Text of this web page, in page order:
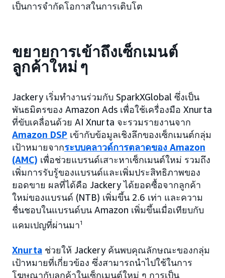
เป็นการจำกัดโอกาสในการเติบโต
ขยายการเข้าถึงเซ็กเมนต์
ลูกค้าใหม่ ๆ
Jackery เริ่มทำงานร่วมกับ SparkXGlobal ซึ่งเป็น
พันธมิตรของ Amazon Ads เพื่อใช้เครื่องมือ Xnurta
ที่ขับเคลื่อนด้วย AI Xnurta จะรวมรายงานจาก
Amazon DSP เข้ากับข้อมูลเชิงลึกของเซ็กเมนต์กลุ่ม
เป้าหมายจากระบบคลาวด์การตลาดของ Amazon
(AMC) เพื่อช่วยแบรนด์เสาะหาเซ็กเมนต์ใหม่ รวมถึง
เพิ่มการรับรู้ของแบรนด์และเพิ่มประสิทธิภาพของ
ยอดขาย ผลที่ได้คือ Jackery ได้ยอดซื้อจากลูกค้า
ใหม่ของแบรนด์ (NTB) เพิ่มขึ้น 2.6 เท่า และความ
ชื่นชอบในแบรนด์บน Amazon เพิ่มขึ้นเมื่อเทียบกับ
แคมเปญที่ผ่านมา1
Xnurta ช่วยให้ Jackery ค้นพบคุณลักษณะของกลุ่ม
เป้าหมายที่เกี่ยวข้อง ซึ่งสามารถนำไปใช้ในการ
โฆษณากับลูกค้าในเซ็กเมนต์ใหม่ ๆ การเป็น